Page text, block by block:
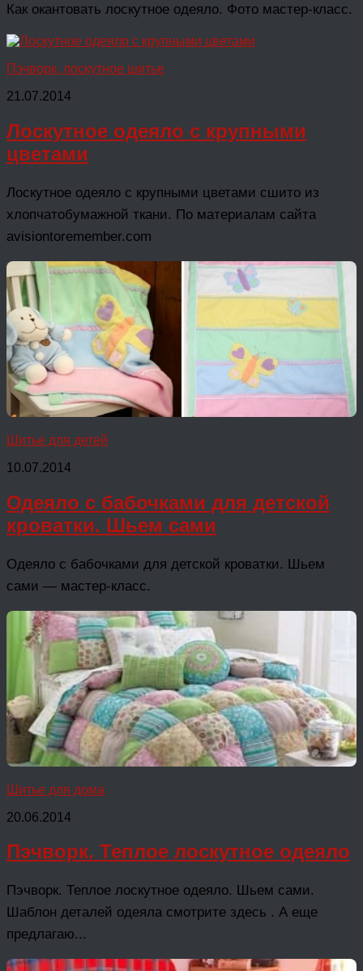
Как окантовать лоскутное одеяло. Фото мастер-класс.
Пэчворк, лоскутное шитье
21.07.2014
Лоскутное одеяло с крупными
цветами
Лоскутное одеяло с крупными цветами сшито из
хлопчатобумажной ткани. По материалам сайта
avisiontoremember.com
Шитье для детей
10.07.2014
Одеяло с бабочками для детской
кроватки. Шьем сами
Одеяло с бабочками для детской кроватки. Шьем
сами — мастер-класс.
Шитье для дома
20.06.2014
Пэчворк. Теплое лоскутное одеяло
Пэчворк. Теплое лоскутное одеяло. Шьем сами.
Шаблон деталей одеяла смотрите здесь . А еще
предлагаю...